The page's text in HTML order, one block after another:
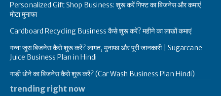
Personalized Gift Shop Business: शुरू करें गिफ्ट का बिजनेस और कमाएं
मोटा मुनाफा
Cardboard Recycling Business कैसे शुरू करें? महीने का लाखों कमाएं
गन्ना जूस बिजनेस कैसे शुरू करें? लागत, मुनाफा और पूरी जानकारी | Sugarcane
Juice Business Plan in Hindi
गाड़ी धोने का बिजनेस कैसे शुरू करें? (Car Wash Business Plan Hindi)
trending right now